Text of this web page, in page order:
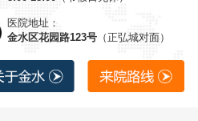
医院地址：
金水区花园路123号 （正弘城对面）